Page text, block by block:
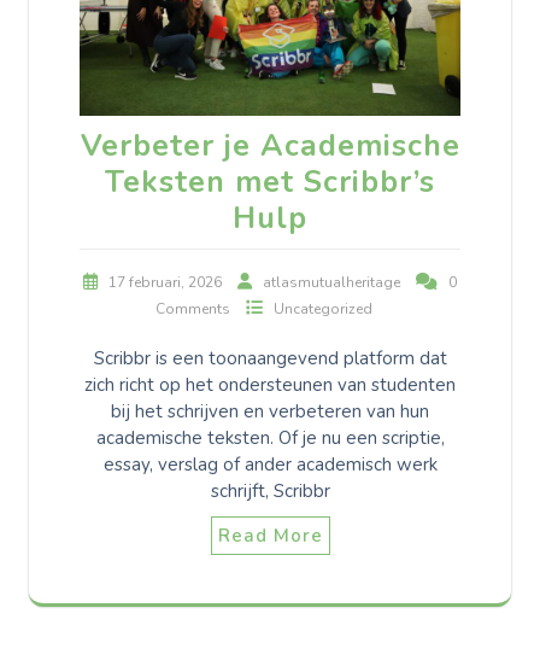
Verbeter je Academische
Teksten met Scribbr’s
Hulp
17 februari, 2026 atlasmutualheritage
0
Comments
Uncategorized
Scribbr is een toonaangevend platform dat
zich richt op het ondersteunen van studenten
bij het schrijven en verbeteren van hun
academische teksten. Of je nu een scriptie,
essay, verslag of ander academisch werk
schrijft, Scribbr
Read More